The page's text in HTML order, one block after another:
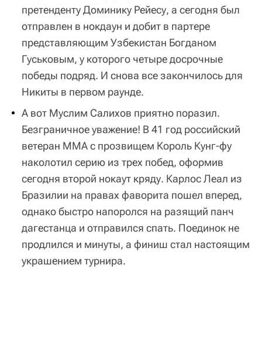
претенденту Доминику Рейесу, а сегодня был
отправлен в нокдаун и добит в партере
представляющим Узбекистан Богданом
Гуськовым, у которого четыре досрочные
победы подряд. И снова все закончилось для
Никиты в первом раунде.
А вот Муслим Салихов приятно поразил.
Безграничное уважение! В 41 год российский
ветеран ММА с прозвищем Король Кунг-фу
наколотил серию из трех побед, оформив
сегодня второй нокаут кряду. Карлос Леал из
Бразилии на правах фаворита пошел вперед,
однако быстро напоролся на разящий панч
дагестанца и отправился спать. Поединок не
продлился и минуты, а финиш стал настоящим
украшением турнира.